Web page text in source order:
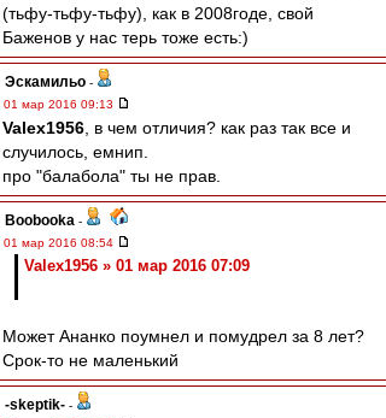
(тьфу-тьфу-тьфу), как в 2008годе, свой
Баженов у нас терь тоже есть:)
Эскамильо -
01 мар 2016 09:13
Valex1956 , в чем отличия? как раз так все и
случилось, емнип.
про "балабола" ты не прав.
Boobooka -
01 мар 2016 08:54
Valex1956 » 01 мар 2016 07:09
Может Ананко поумнел и помудрел за 8 лет?
Срок-то не маленький
-skeptik- -